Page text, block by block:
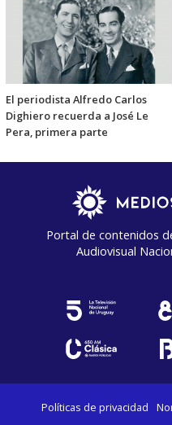
El periodista Alfredo Carlos
Dighiero recuerda a José Le
Pera, primera parte
Portal de contenidos
Audiovisual
Políticas de privacidad